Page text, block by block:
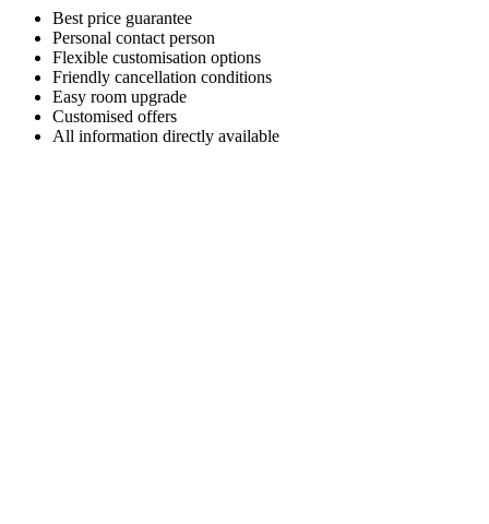
Best price guarantee
Personal contact person
Flexible customisation options
Friendly cancellation conditions
Easy room upgrade
Customised offers
All information directly available